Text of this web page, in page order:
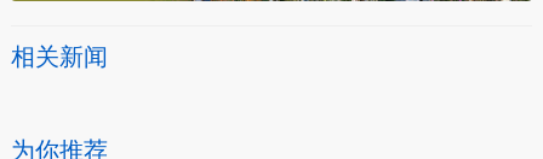
相关新闻
为你推荐